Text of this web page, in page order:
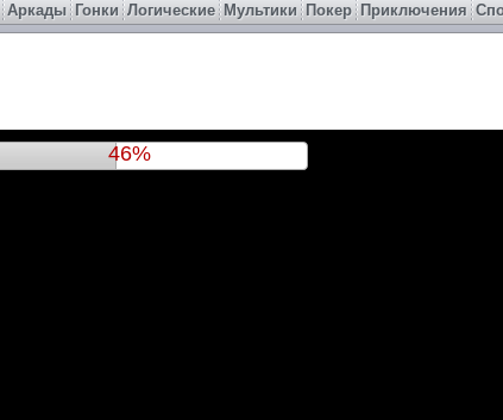
Аркады Гонки Логические Мультики Покер Приключения
50%